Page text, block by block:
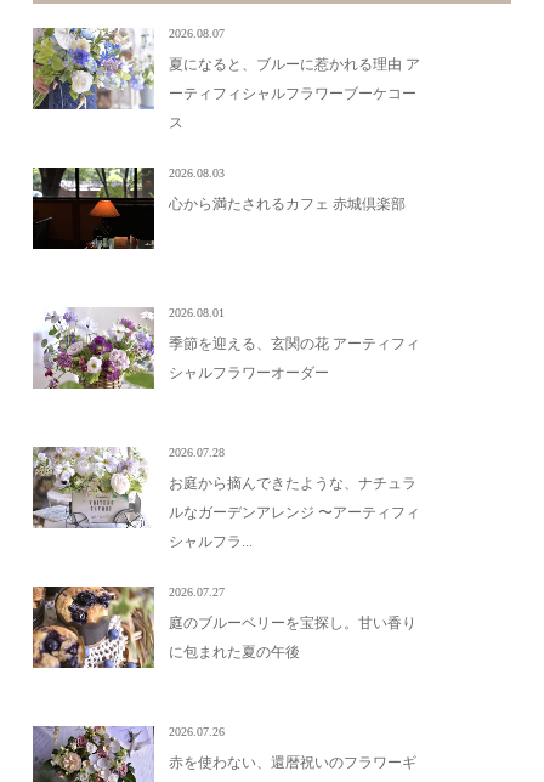
2026.08.07
夏になると、ブルーに惹かれる理由 ア
ーティフィシャルフラワーブーケコー
ス
2026.08.03
心から満たされるカフェ 赤城倶楽部
2026.08.01
季節を迎える、玄関の花 アーティフィ
シャルフラワーオーダー
2026.07.28
お庭から摘んできたような、ナチュラ
ルなガーデンアレンジ 〜アーティフィ
シャルフラ...
2026.07.27
庭のブルーベリーを宝探し。甘い香り
に包まれた夏の午後
2026.07.26
赤を使わない、還暦祝いのフラワーギ